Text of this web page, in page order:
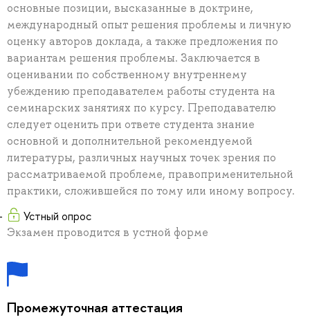
основные позиции, высказанные в доктрине,
международный опыт решения проблемы и личную
оценку авторов доклада, а также предложения по
вариантам решения проблемы. Заключается в
оценивании по собственному внутреннему
убеждению преподавателем работы студента на
семинарских занятиях по курсу. Преподавателю
следует оценить при ответе студента знание
основной и дополнительной рекомендуемой
литературы, различных научных точек зрения по
рассматриваемой проблеме, правоприменительной
практики, сложившейся по тому или иному вопросу.
Устный опрос
Экзамен проводится в устной форме
Промежуточная аттестация